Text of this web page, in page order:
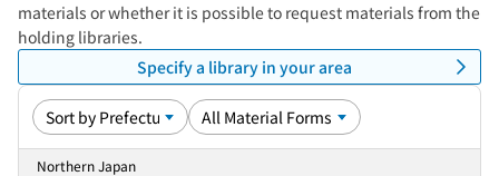
materials or whether it is possible to request materials from the
holding libraries.
Specify a library in your area
Northern Japan